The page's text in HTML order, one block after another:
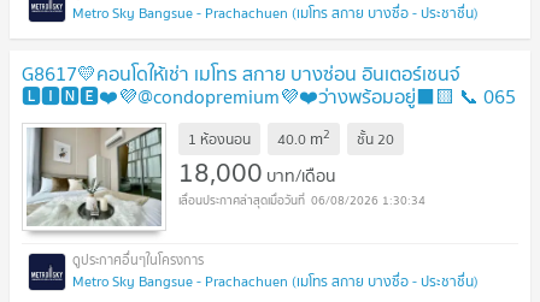
Metro Sky Bangsue - Prachachuen (เมโทร สกาย บางซื่อ - ประชาชื่น)
G8617💛คอนโดให้เช่า เมโทร สกาย บางซ่อน อินเตอร์เชนจ์
🅻🅸🅽🅴❤️💜@condopremium💜❤️ว่างพร้อมอยู่⬛🟨 📞 065
695 3645🟨⬛
1 ห้องนอน 40.0 m2 ชั้น20
18,000 บาท/เดือน
06/08/2026 1:30:34
Metro Sky Bangsue - Prachachuen (เมโทร สกาย บางซื่อ - ประชาชื่น)